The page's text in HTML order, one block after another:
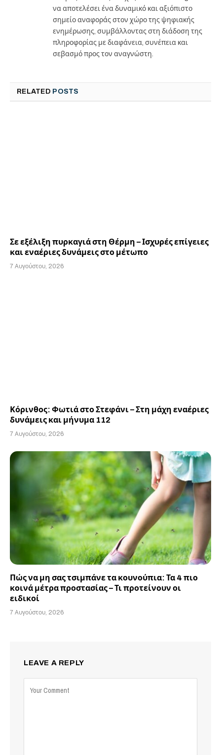
να αποτελέσει ένα δυναμικό και αξιόπιστο
σημείο αναφοράς στον χώρο της ψηφιακής
ενημέρωσης, συμβάλλοντας στη διάδοση της
πληροφορίας με διαφάνεια, συνέπεια και
σεβασμό προς τον αναγνώστη.
RELATED POSTS
Σε εξέλιξη πυρκαγιά στη Θέρμη – Ισχυρές επίγειες
και εναέριες δυνάμεις στο μέτωπο
7 Αυγούστου, 2026
Κόρινθος: Φωτιά στο Στεφάνι – Στη μάχη εναέριες
δυνάμεις και μήνυμα 112
7 Αυγούστου, 2026
Πώς να μη σας τσιμπάνε τα κουνούπια: Τα 4 πιο
κοινά μέτρα προστασίας – Τι προτείνουν οι
ειδικοί
7 Αυγούστου, 2026
LEAVE A REPLY